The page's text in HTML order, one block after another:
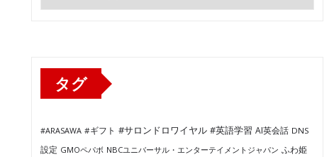
テ
タグ
#ARASAWA #ギフト #サロンドロワイヤル #英語学習 AI英会話 DNS
設定 GMOペパボ NBCユニバーサル・エンターテイメントジャパン ふわ姫